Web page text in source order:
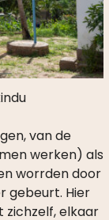
werken) als
worrden door
gebeurt. Hier
elkaar